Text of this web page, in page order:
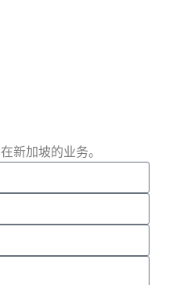
新加坡的业务。